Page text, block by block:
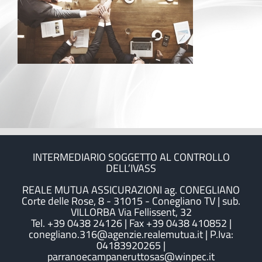
INTERMEDIARIO SOGGETTO AL CONTROLLO
DELL’IVASS
REALE MUTUA ASSICURAZIONI ag. CONEGLIANO
Corte delle Rose, 8 - 31015 - Conegliano TV | sub.
VILLORBA Via Fellissent, 32
Tel. +39 0438 24126 | Fax +39 0438 410852 |
conegliano.316@agenzie.realemutua.it | P.Iva:
04183920265 |
parranoecampaneruttosas@winpec.it